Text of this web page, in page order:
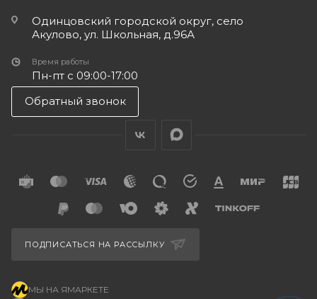
Одинцовский городской округ, село
Акулово, ул. Школьная, д.96А
Время работы
Пн-пт с 09:00-17:00
Обратный звонок
ПОДПИСАТЬСЯ НА РАССЫЛКУ
МЫ НА ЯМАРКЕТЕ